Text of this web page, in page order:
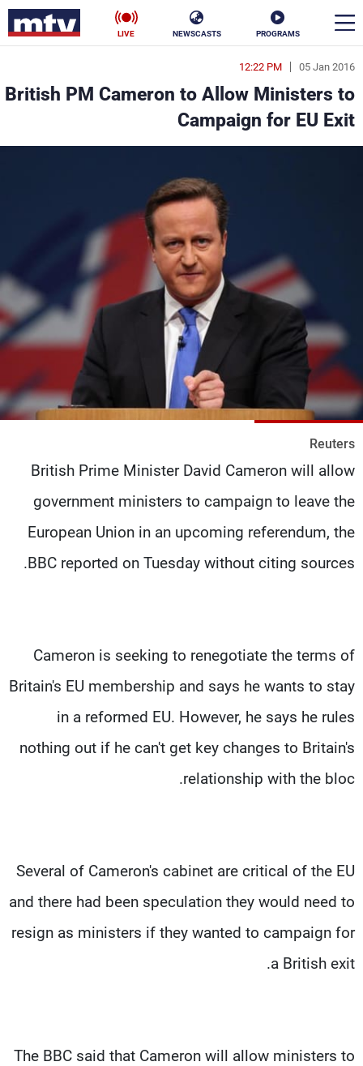
PROGRAMS
NEWSCASTS
LIVE
05 Jan 2016
12:22 PM
British PM Cameron to Allow Ministers to
Campaign for EU Exit
Reuters
British Prime Minister David Cameron will allow
government ministers to campaign to leave the
European Union in an upcoming referendum, the
BBC reported on Tuesday without citing sources.
Cameron is seeking to renegotiate the terms of
Britain's EU membership and says he wants to stay
in a reformed EU. However, he says he rules
nothing out if he can't get key changes to Britain's
relationship with the bloc.
Several of Cameron's cabinet are critical of the EU
and there had been speculation they would need to
resign as ministers if they wanted to campaign for
a British exit.
The BBC said that Cameron will allow ministers to
en
الأخبار
سياسة ناس
فن
رياضة
كأس العالم
البرامج
جدول البرامج
شاهد البرامج
الترددات
الإنـتـاج
تواصل معنا
سياسة الخصوصية